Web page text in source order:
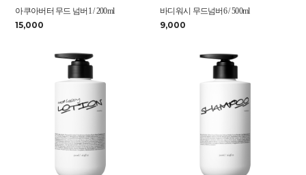
아쿠아버터 무드 넘버1 / 200ml
15,000
바디워시 무드넘버6 / 500ml
9,000